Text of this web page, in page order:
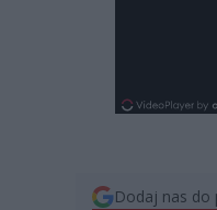
Dodaj nas do